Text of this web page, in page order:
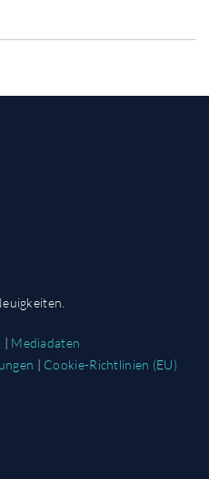
| Mediadaten
| Cookie-Richtlinien (EU)